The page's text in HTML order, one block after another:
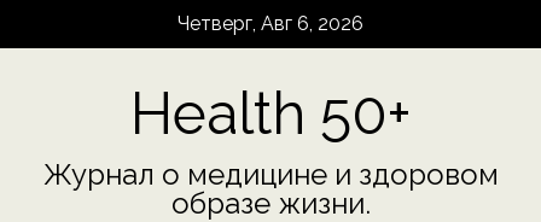
Четверг, Авг 6, 2026
Health 50+
Журнал о медицине и здоровом
образе жизни.